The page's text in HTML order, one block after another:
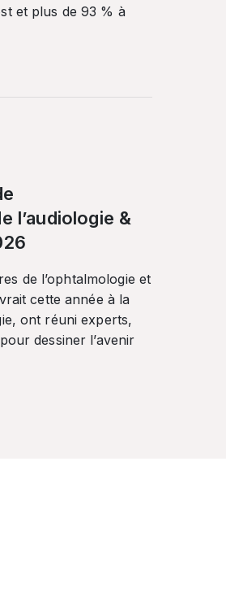
et plus de 93 % à
l’audiologie &
de l’ophtalmologie et
cette année à la
ont réuni experts,
dessiner l’avenir